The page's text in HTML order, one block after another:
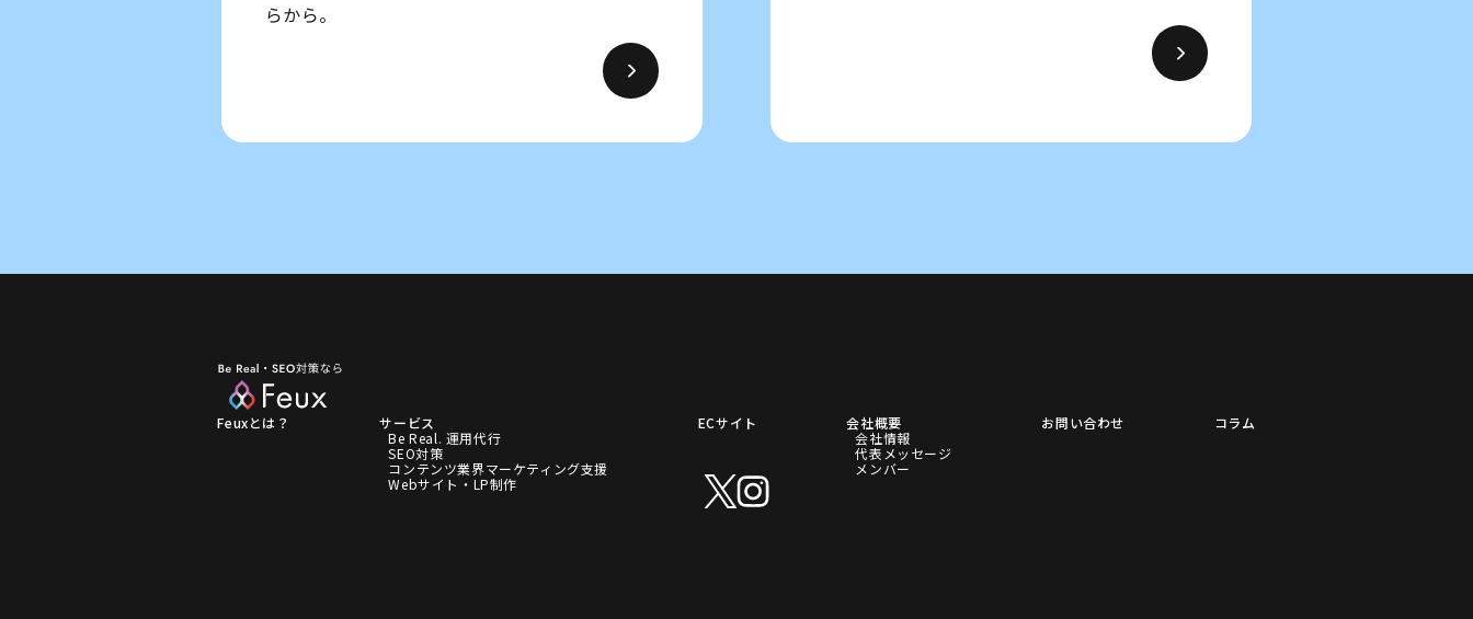
らから。
Feuxとは？
サービス
Be Real. 運用代行
SEO対策
コンテンツ業界マーケティング支援
Webサイト・LP制作
ECサイト
会社概要
会社情報
代表メッセージ
メンバー
お問い合わせ コラム